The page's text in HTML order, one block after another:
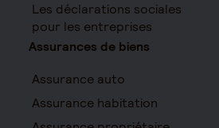
Les déclarations sociales
pour les entreprises
Assurances de biens
Assurance auto
Assurance habitation